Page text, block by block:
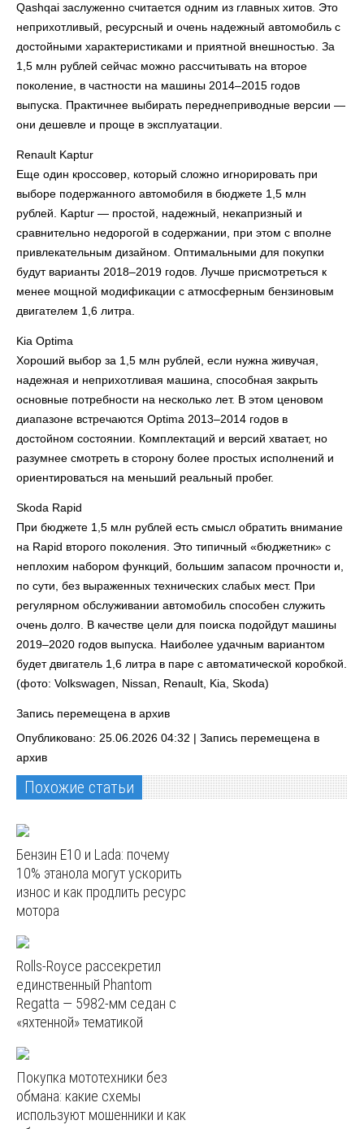
Qashqai заслуженно считается одним из главных хитов. Это
неприхотливый, ресурсный и очень надежный автомобиль с
достойными характеристиками и приятной внешностью. За
1,5 млн рублей сейчас можно рассчитывать на второе
поколение, в частности на машины 2014–2015 годов
выпуска. Практичнее выбирать переднеприводные версии —
они дешевле и проще в эксплуатации.
Renault Kaptur
Еще один кроссовер, который сложно игнорировать при
выборе подержанного автомобиля в бюджете 1,5 млн
рублей. Kaptur — простой, надежный, некапризный и
сравнительно недорогой в содержании, при этом с вполне
привлекательным дизайном. Оптимальными для покупки
будут варианты 2018–2019 годов. Лучше присмотреться к
менее мощной модификации с атмосферным бензиновым
двигателем 1,6 литра.
Kia Optima
Хороший выбор за 1,5 млн рублей, если нужна живучая,
надежная и неприхотливая машина, способная закрыть
основные потребности на несколько лет. В этом ценовом
диапазоне встречаются Optima 2013–2014 годов в
достойном состоянии. Комплектаций и версий хватает, но
разумнее смотреть в сторону более простых исполнений и
ориентироваться на меньший реальный пробег.
Skoda Rapid
При бюджете 1,5 млн рублей есть смысл обратить внимание
на Rapid второго поколения. Это типичный «бюджетник» с
неплохим набором функций, большим запасом прочности и,
по сути, без выраженных технических слабых мест. При
регулярном обслуживании автомобиль способен служить
очень долго. В качестве цели для поиска подойдут машины
2019–2020 годов выпуска. Наиболее удачным вариантом
будет двигатель 1,6 литра в паре с автоматической коробкой.
(фото: Volkswagen, Nissan, Renault, Kia, Skoda)
Запись перемещена в архив
Опубликовано: 25.06.2026 04:32 | Запись перемещена в
архив
Похожие статьи
Бензин E10 и Lada: почему
10% этанола могут ускорить
износ и как продлить ресурс
мотора
Rolls-Royce рассекретил
единственный Phantom
Regatta — 5982‑мм седан с
«яхтенной» тематикой
Покупка мототехники без
обмана: какие схемы
используют мошенники и как